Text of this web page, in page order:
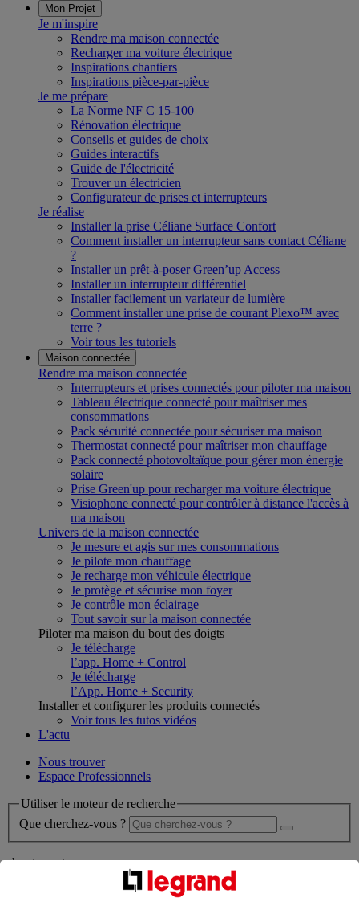
Mon Projet
Je m'inspire
Rendre ma maison connectée
Recharger ma voiture électrique
Inspirations chantiers
Inspirations pièce-par-pièce
Je me prépare
La Norme NF C 15-100
Rénovation électrique
Conseils et guides de choix
Guides interactifs
Guide de l'électricité
Trouver un électricien
Configurateur de prises et interrupteurs
Je réalise
Installer la prise Céliane Surface Confort
Comment installer un interrupteur sans contact Céliane
?
Installer un prêt-à-poser Green’up Access
Installer un interrupteur différentiel
Installer facilement un variateur de lumière
Comment installer une prise de courant Plexo™ avec
terre ?
Voir tous les tutoriels
Maison connectée
Rendre ma maison connectée
Interrupteurs et prises connectés pour piloter ma maison
Tableau électrique connecté pour maîtriser mes
consommations
Pack sécurité connectée pour sécuriser ma maison
Thermostat connecté pour maîtriser mon chauffage
Pack connecté photovoltaïque pour gérer mon énergie
solaire
Prise Green'up pour recharger ma voiture électrique
Visiophone connecté pour contrôler à distance l'accès à
ma maison
Univers de la maison connectée
Je mesure et agis sur mes consommations
Je pilote mon chauffage
Je recharge mon véhicule électrique
Je protège et sécurise mon foyer
Je contrôle mon éclairage
Tout savoir sur la maison connectée
Piloter ma maison du bout des doigts
Je télécharge
l’app. Home + Control
Je télécharge
l’App. Home + Security
Installer et configurer les produits connectés
Voir tous les tutos vidéos
L'actu
Nous trouver
Espace Professionnels
Utiliser le moteur de recherche
Que cherchez-vous ?
chargement en cours...
Nous n'avons pas pu charger les résultats de votre recherche